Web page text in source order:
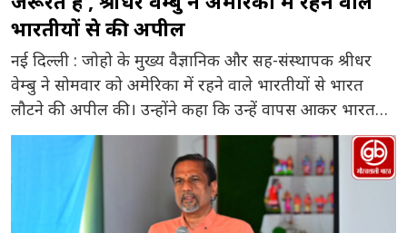
भारतीयों से की अपील
नई दिल्ली : जोहो के मुख्य वैज्ञानिक और सह-संस्थापक श्रीधर
वेम्बु ने सोमवार को अमेरिका में रहने वाले भारतीयों से भारत
लौटने की अपील की। उन्होंने कहा कि उन्हें वापस आकर भारत
की तकनीकी क्षमता को बढ़ाने और देश के विकास में योगदान देना
चाहिए। उन्होंने कहा कि दुनिया भर में भारतीयों को जो सम्मान